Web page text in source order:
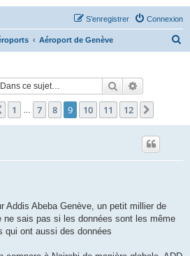
Connexion
S’enregistrer
Aéroport de Genève
Rechercher
sur 12
Précédente
1 7 8 9 10 11 12
Addis Abeba Genève, un petit millier de
ne sais pas si les données sont les même
qui ont aussi des données